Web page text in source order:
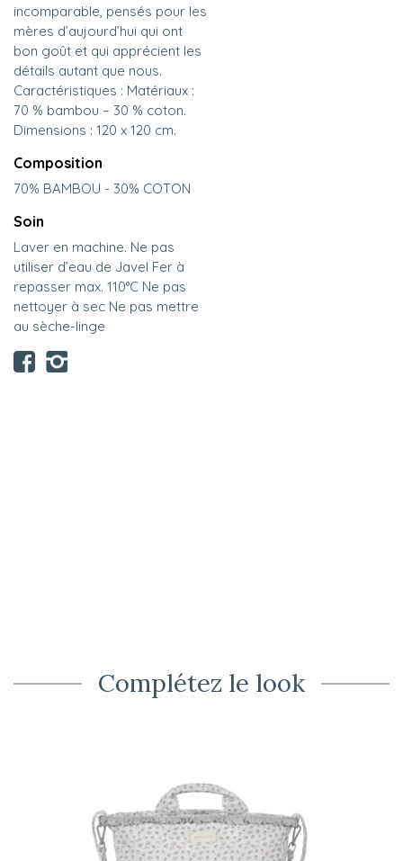
incomparable, pensés pour les
mères d’aujourd’hui qui ont
bon goût et qui apprécient les
détails autant que nous.
Caractéristiques : Matériaux :
70 % bambou – 30 % coton.
Dimensions : 120 x 120 cm.
Composition
70% BAMBOU - 30% COTON
Soin
Laver en machine. Ne pas
utiliser d’eau de Javel Fer à
repasser max. 110°C Ne pas
nettoyer à sec Ne pas mettre
au sèche-linge
Complétez le look